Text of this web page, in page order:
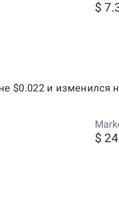
$
$0.022 и изменился
$